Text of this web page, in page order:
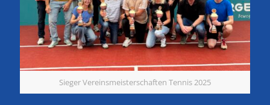
Sieger Vereinsmeisterschaften Tennis 2025